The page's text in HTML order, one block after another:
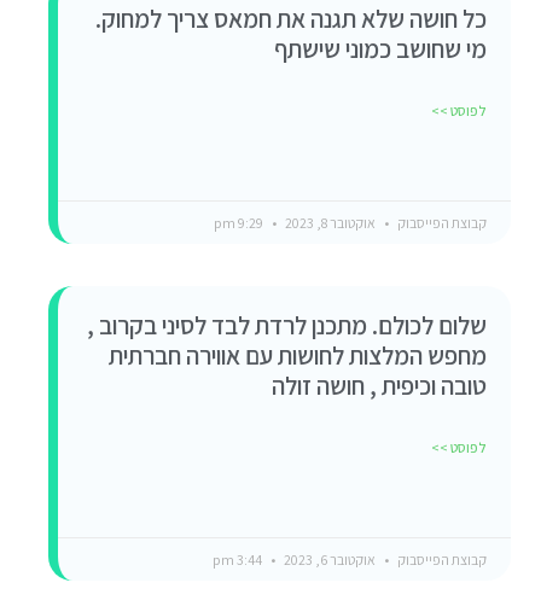
כל חושה שלא תגנה את חמאס צריך למחוק.
מי שחושב כמוני שישתף
לפוסט >>
קבוצת הפייסבוק אוקטובר 8, 2023
שלום לכולם. מתכנן לרדת לבד לסיני בקרוב ,
מחפש המלצות לחושות עם אווירה חברתית
טובה וכיפית , חושה זולה
לפוסט >>
קבוצת הפייסבוק אוקטובר 6, 2023